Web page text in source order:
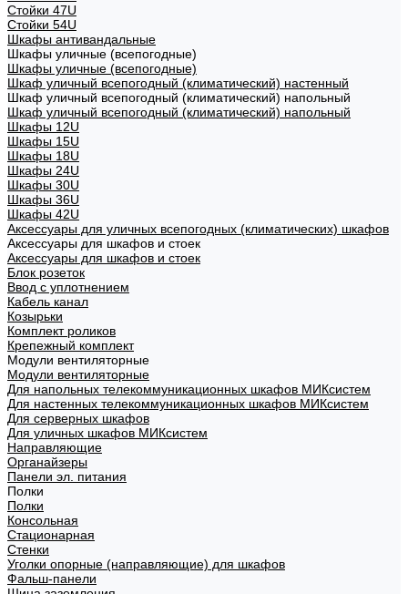
Стойки 47U
Стойки 54U
Шкафы антивандальные
Шкафы уличные (всепогодные)
Шкафы уличные (всепогодные)
Шкаф уличный всепогодный (климатический) настенный
Шкаф уличный всепогодный (климатический) напольный
Шкаф уличный всепогодный (климатический) напольный
Шкафы 12U
Шкафы 15U
Шкафы 18U
Шкафы 24U
Шкафы 30U
Шкафы 36U
Шкафы 42U
Аксессуары для уличных всепогодных (климатических) шкафов
Аксессуары для шкафов и стоек
Аксессуары для шкафов и стоек
Блок розеток
Ввод с уплотнением
Кабель канал
Козырьки
Комплект роликов
Крепежный комплект
Модули вентиляторные
Модули вентиляторные
Для напольных телекоммуникационных шкафов МИКсистем
Для настенных телекоммуникационных шкафов МИКсистем
Для серверных шкафов
Для уличных шкафов МИКсистем
Направляющие
Органайзеры
Панели эл. питания
Полки
Полки
Консольная
Стационарная
Стенки
Уголки опорные (направляющие) для шкафов
Фальш-панели